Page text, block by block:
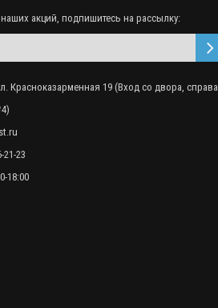
наших акций, подпишитесь на рассылку:
Красноказарменная 19 (Вход со двора, справа
21-23
18:00